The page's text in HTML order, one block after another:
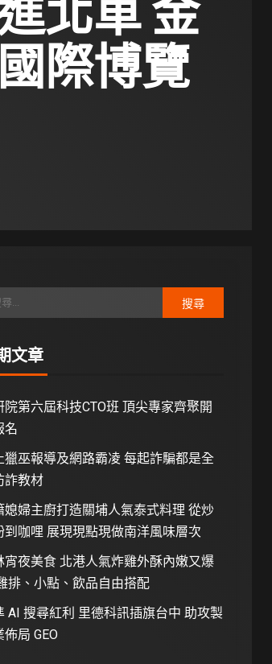
北車 金
際博覽
文章
院第六屆科技CTO班 頂尖專家齊聚開
名
獵巫報導及網路霸凌 每起詐騙都是全
詐教材
媳婦主廚打造關埔人氣泰式料理 從炒
到咖哩 展現現點現做南洋風味層次
宵夜美食 北港人氣炸雞外酥內嫩又爆
排、小點、飲品自由搭配
AI 搜尋紅利 里德科訊插旗台中 助攻製
佈局 GEO